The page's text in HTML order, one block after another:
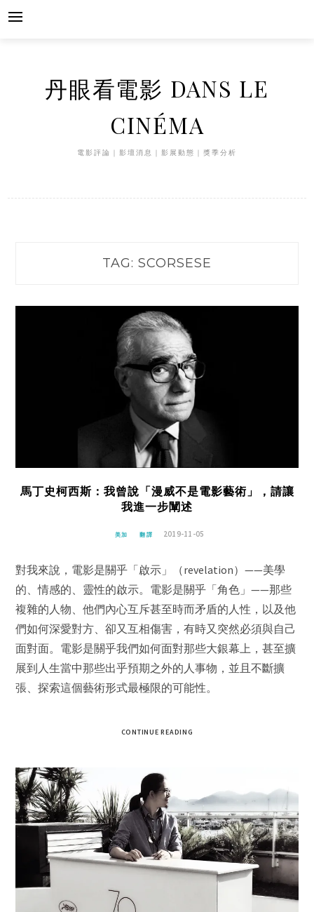
Skip
丹眼看電影 DANS LE
CINÉMA
電影評論｜影壇消息｜影展動態｜獎季分析
TAG: SCORSESE
馬丁史柯西斯：我曾說「漫威不是電影藝術」，請讓
我進一步闡述
美加 翻譯 2019-11-05
對我來說，電影是關乎「啟示」（revelation）——美學
的、情感的、靈性的啟示。電影是關乎「角色」——那些
複雜的人物、他們內心互斥甚至時而矛盾的人性，以及他
們如何深愛對方、卻又互相傷害，有時又突然必須與自己
面對面。電影是關乎我們如何面對那些大銀幕上，甚至擴
展到人生當中那些出乎預期之外的人事物，並且不斷擴
張、探索這個藝術形式最極限的可能性。
CONTINUE READING